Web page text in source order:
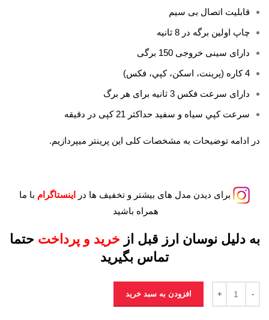
قابلیت اتصال بی سیم
چاپ اولین برگه در 8 ثانیه
دارای سینی خروجی 150 برگی
4 کاره (پرينت، اسکن، کپي، فکس)
دارای سرعت فکس 3 ثانیه برای هر برگ
سرعت کپي سياه و سفيد حداکثر 21 کپی در دقیقه
در ادامه توضیحات به مشخصات کلی این پرینتر میپردازیم.
برای دیدن مدل های بیشتر و تخفیف ها در اینستاگرام با ما
همراه باشید
به دلیل نوسان ارز قبل از خرید و پرداخت حتما
تماس بگیرید
افزودن به سبد خرید